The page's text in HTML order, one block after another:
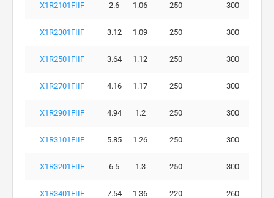
X1R2101FIIF 2.6 1.06 250 300
X1R2301FIIF 3.12 1.09 250 300
X1R2501FIIF 3.64 1.12 250 300
X1R2701FIIF 4.16 1.17 250 300
X1R2901FIIF 4.94 1.2 250 300
X1R3101FIIF 5.85 1.26 250 300
X1R3201FIIF 6.5 1.3 250 300
X1R3401FIIF 7.54 1.36 220 260